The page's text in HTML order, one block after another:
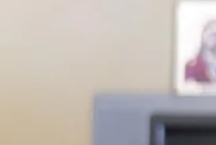
области.
фронт, она
— медаль «За